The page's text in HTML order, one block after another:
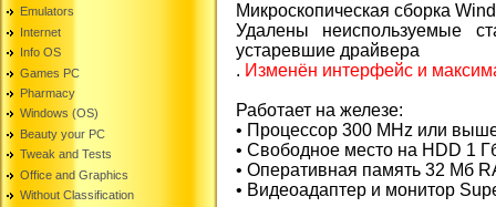
Emulators
Internet
Info OS
Games PC
Pharmacy
Windows (OS)
Beauty your PC
Tweak and Tests
Office and Graphics
Without Classification
Микроскопическая сборка
Удалены неиспользуемые
устаревшие драйвера
. Изменён интерфейс и
Работает на железе:
• Процессор 300 MHz или
• Свободное место на HDD 1
• Оперативная память 32 Мб
• Видеоадаптер и монитор